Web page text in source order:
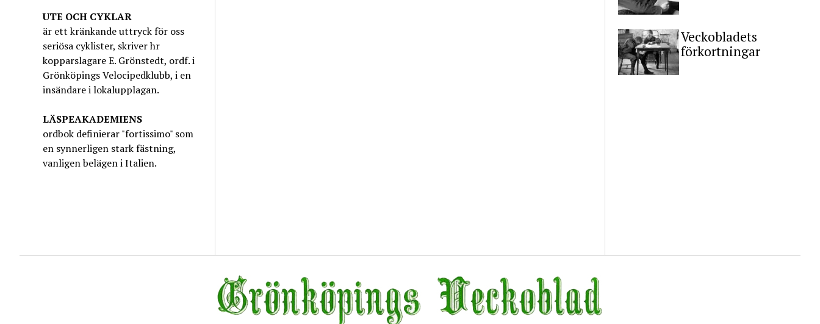
UTE OCH CYKLAR
är ett kränkande uttryck för oss
seriösa cyklister, skriver hr
kopparslagare E. Grönstedt, ordf. i
Grönköpings Velocipedklubb, i en
insändare i lokalupplagan.
LÄSPEAKADEMIENS
ordbok definierar "fortissimo" som
en synnerligen stark fästning,
vanligen belägen i Italien.
Veckobladets
förkortningar